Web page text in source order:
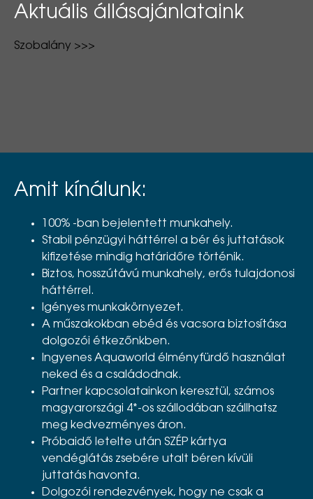
Aktuális állásajánlataink
Szobalány >>>
Amit kínálunk:
100% -ban bejelentett munkahely.
Stabil pénzügyi háttérrel a bér és juttatások
kifizetése mindig határidőre történik.
Biztos, hosszútávú munkahely, erős tulajdonosi
háttérrel.
Igényes munkakörnyezet.
A műszakokban ebéd és vacsora biztosítása
dolgozói étkezőnkben.
Ingyenes Aquaworld élményfürdő használat
neked és a családodnak.
Partner kapcsolatainkon keresztül, számos
magyarországi 4*-os szállodában szállhatsz
meg kedvezményes áron.
Próbaidő letelte után SZÉP kártya
vendéglátás zsebére utalt béren kívüli
juttatás havonta.
Dolgozói rendezvények, hogy ne csak a